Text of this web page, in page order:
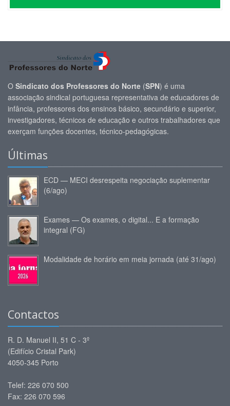
O Sindicato dos Professores do Norte (SPN) é uma
associação sindical portuguesa representativa de educadores de
infância, professores dos ensinos básico, secundário e superior,
investigadores, técnicos de educação e outros trabalhadores que
exerçam funções docentes, técnico-pedagógicas.
Últimas
ECD — MECI desrespeita negociação suplementar
(6/ago)
Exames — Os exames, o digital... E a formação
integral (FG)
Modalidade de horário em meia jornada (até 31/ago)
Contactos
R. D. Manuel II, 51 C - 3º
(Edifício Cristal Park)
4050-345 Porto
Telef: 226 070 500
Fax: 226 070 596